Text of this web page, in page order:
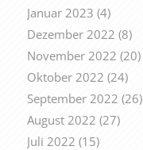
Januar 2023 (4)
Dezember 2022 (8)
November 2022 (20)
Oktober 2022 (24)
September 2022 (26)
August 2022 (27)
Juli 2022 (15)